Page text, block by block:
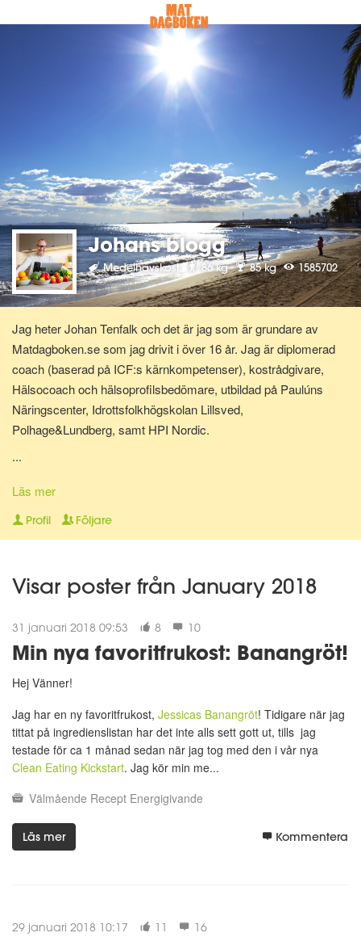
Johans blogg
Medelhavskost 86 kg 85 kg 1585702
Jag heter Johan Tenfalk och det är jag som är grundare av
Matdagboken.se som jag drivit i över 16 år. Jag är diplomerad
coach (baserad på ICF:s kärnkompetenser), kostrådgivare,
Hälsocoach och hälsoprofilsbedömare, utbildad på Paulúns
Näringscenter, Idrottsfolkhögskolan Lillsved,
Polhage&Lundberg, samt HPI Nordic.
Har själv gjort stora livsstilsförändringar för ganska många år
sedan, bl.a. inom kost, motion och andlighet. Gillar att laga
hälsosam mat och att röra på mig - Då mår jag extra bra! Jag
Lamb."
...
Läs mer
Profil Följare
Visar poster från January 2018
31 januari 2018 09:53 8 10
Min nya favoritfrukost: Banangröt!
Hej Vänner!
Jag har en ny favoritfrukost, Jessicas Banangröt! Tidigare när jag
tittat på ingredienslistan har det inte alls sett gott ut, tills jag
testade för ca 1 månad sedan när jag tog med den i vår nya
Clean Eating Kickstart. Jag kör min me...
Välmående Recept Energigivande
Läs mer Kommentera
29 januari 2018 10:17 11 16